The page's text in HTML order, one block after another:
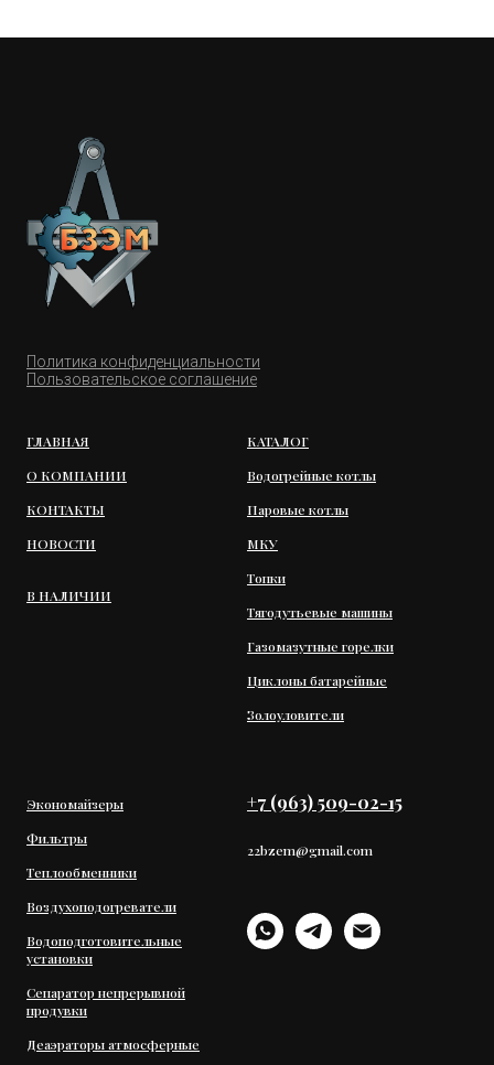
Политика конфиденциальности
Пользовательское соглашение
ГЛАВНАЯ
О КОМПАНИИ
КОНТАКТЫ
НОВОСТИ
В НАЛИЧИИ
КАТАЛОГ
Водогрейные котлы
Паровые котлы
МКУ
Топки
Тягодутьевые машины
Газомазутные горелки
Циклоны батарейные
Золоуловители
Экономайзеры
Фильтры
Теплообменники
Воздухоподогреватели
Водоподготовительные
установки
Сепаратор непрерывной
продувки
Деаэраторы атмосферные
+7 (963) 509-02-15
22bzem@gmail.com